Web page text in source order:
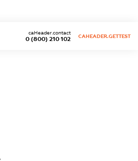
0 (800) 210 102
caHeader.contact
CAHEADER.GETTEST